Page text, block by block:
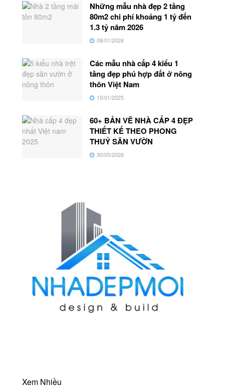
Những mẫu nhà đẹp 2 tầng
80m2 chi phí khoảng 1 tỷ đến
1.3 tỷ năm 2026
08/01/2026
Các mẫu nhà cấp 4 kiểu 1
tầng đẹp phú hợp đất ở nông
thôn Việt Nam
15/01/2025
60+ BẢN VẼ NHÀ CẤP 4 ĐẸP
THIẾT KẾ THEO PHONG
THUỶ SÂN VƯỜN
30/05/2026
Xem Nhiều